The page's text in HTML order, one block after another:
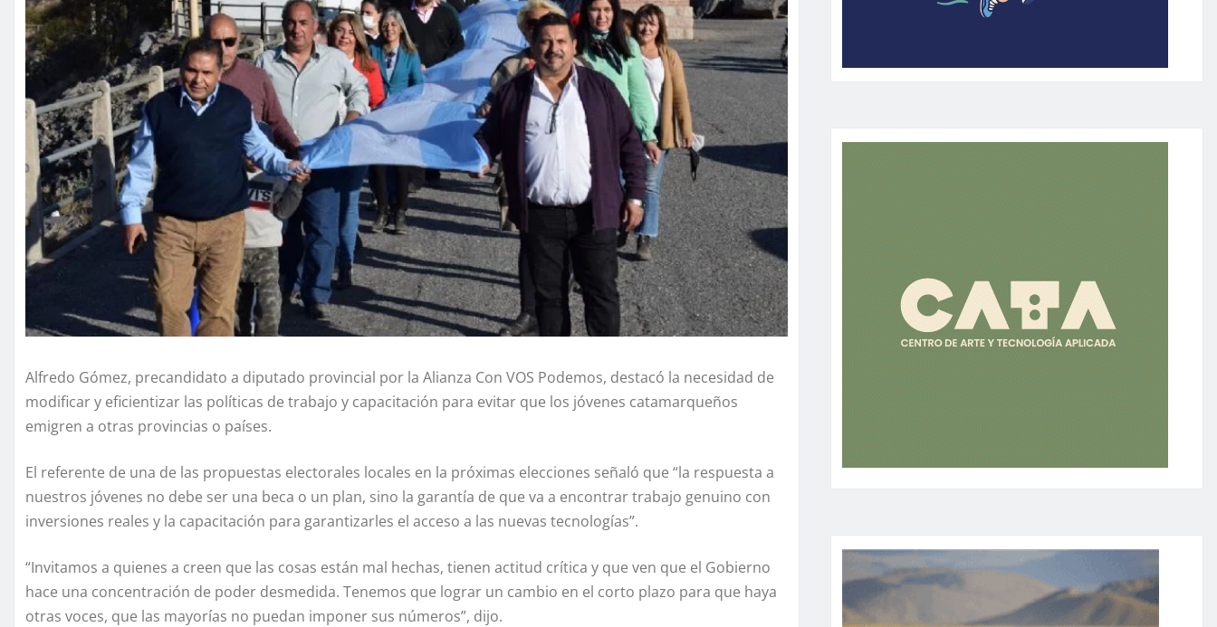
Alfredo Gómez, precandidato a diputado provincial por la Alianza Con VOS Podemos, destacó la necesidad de
modificar y eficientizar las políticas de trabajo y capacitación para evitar que los jóvenes catamarqueños
emigren a otras provincias o países.
El referente de una de las propuestas electorales locales en la próximas elecciones señaló que “la respuesta a
nuestros jóvenes no debe ser una beca o un plan, sino la garantía de que va a encontrar trabajo genuino con
inversiones reales y la capacitación para garantizarles el acceso a las nuevas tecnologías”.
“Invitamos a quienes a creen que las cosas están mal hechas, tienen actitud crítica y que ven que el Gobierno
hace una concentración de poder desmedida. Tenemos que lograr un cambio en el corto plazo para que haya
otras voces, que las mayorías no puedan imponer sus números”, dijo.